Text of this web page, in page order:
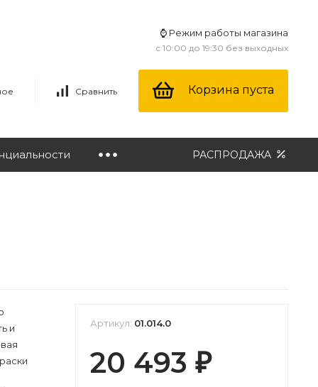
⌚ Режим работы магазина
с 10:00 до 19:30 без выходных
Сравнить Корзина пуста
РАСПРОДАЖА
и
Артикул: 01.014.0
20 493 ₽